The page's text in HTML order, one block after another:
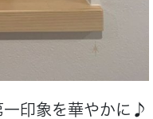
一印象を華やかに♪